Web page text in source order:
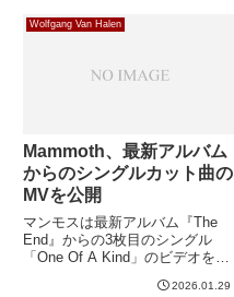
Spotifyではメタルかロック...
Wolfgang Van Halen
Mammoth、最新アルバム
からのシングルカット曲の
MVを公開
マンモスは最新アルバム『The
End』からの3枚目のシングル
「One Of A Kind」のビデオを公
2026.01.29